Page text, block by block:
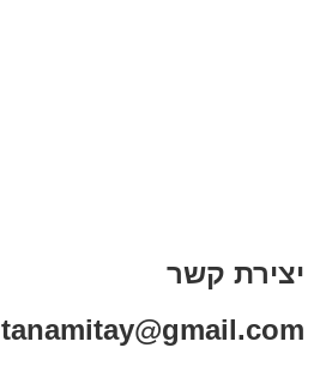
יצירת קשר
tanamitay@gmail.com